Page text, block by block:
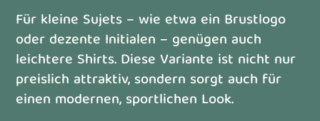
Für kleine Sujets – wie etwa ein Brustlogo
oder dezente Initialen – genügen auch
leichtere Shirts. Diese Variante ist nicht nur
preislich attraktiv, sondern sorgt auch für
einen modernen, sportlichen Look.